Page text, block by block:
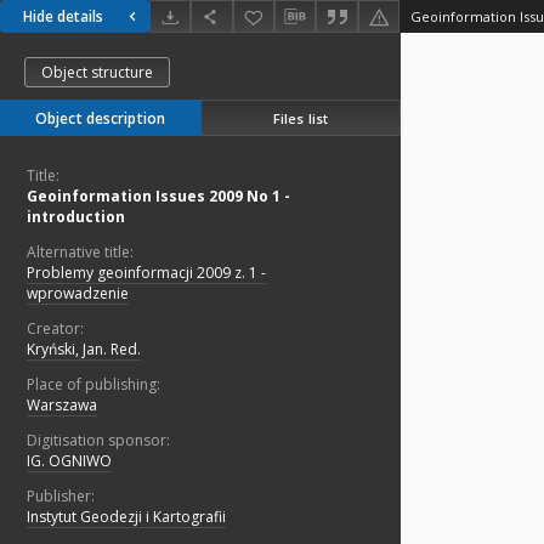
Hide details Geoinformation
Object structure
Object description Files list
Title:
Geoinformation Issues 2009 No 1 -
introduction
Alternative title:
Problemy geoinformacji 2009 z. 1 -
wprowadzenie
Creator:
Kryński, Jan. Red.
Place of publishing:
Warszawa
Digitisation sponsor:
IG. OGNIWO
Publisher:
Instytut Geodezji i Kartografii